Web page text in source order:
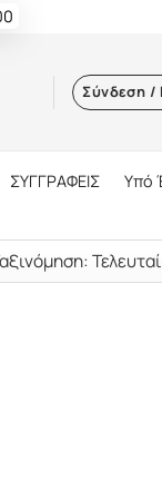
Σύνδεση /
ΣΥΓΓΡΑΦΕΙΣ Υπό